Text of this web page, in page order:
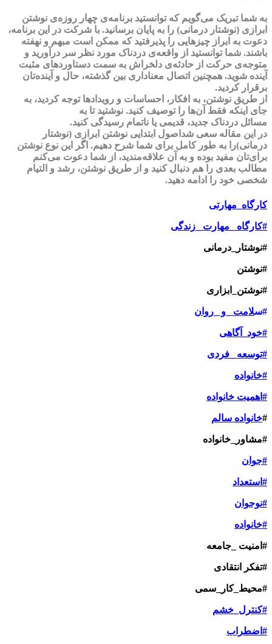
به شما تبریک می‌گویم که توانستید برنامه‌ی چهار روزه‌ی نوشتن
ابرازی (نوشتار درمانی) را به پایان برسانید. با شرکت در این برنامه،
دعوت به ابراز چیزهایی را پذیرفتید که ممکن است مبهم و نهفته
باشند. شما توانستید از واقعه‌ی دردناک مورد نظر سر درآورید و
متوجه‌ی حرکت از حادثه‌ی دلخراش به سمت دستاوردهای مثبت
آینده شوید. همچنین اتصال معناداری بین گذشته، حال و آینده‌تان
برقرار کردید‌.
از طریق نوشتن، به افکار، احساسات و رویدادها توجه کردید، به
جای اینکه فقط آن‌ها را توصیف کنید. نوشتید تا به
مسائل دردناک جدید، قدیمی یا ناتمام رسیدگی کنید.
در این مقاله سعی شداصول ابتدایی نوشتن ابرازی (نوشتار
درمانی)را به طور کامل برای شما شرح دهیم. اگر این نوع نوشتن
برای‌تان مفید بوده و به آن علاقه‌مندید، از شما دعوت می‌کنم
مطالب بعدی را هم دنبال کنید و از طریق نوشتن، رشد و التیام
شخصی خود را ادامه دهید.
کارگاه_مهارتی
#کارگاه _مهارت _زندگی
#نوشتار_درمانی
#نوشتن
#نوشتن_ابزاری
#سلامت _و _روان
#خود_آگاهی
#توسعه _فردی
#خانواده
#اهمیت خانواده
#خانواده سالم
#مشاور_خانواده
#جوان
#استعداد
#نوجوان
#خانواده
#امنیت _جامعه
#تفکر انتقادی
#محیط_کار_سمی
#کنترل_خشم
#اضطراب